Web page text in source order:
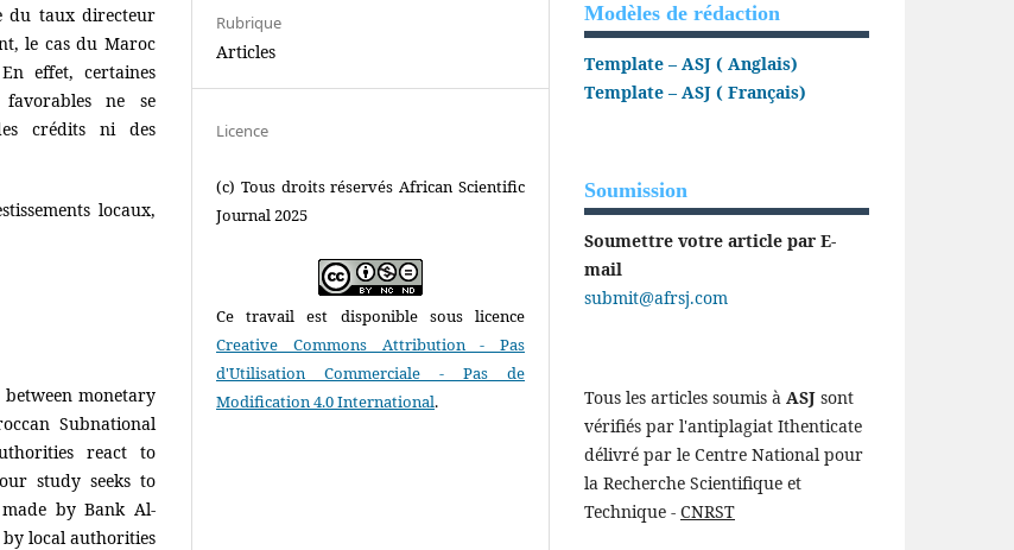
du taux directeur
le cas du Maroc
effet, certaines
ne se
crédits ni des
locaux,
monetary
Subnational
react to
study seeks to
by Bank Al-
local authorities
Rubrique
Articles
Licence
(c) Tous droits réservés African Scientific
Journal 2025
Ce travail est disponible sous licence
Creative Commons Attribution - Pas
d'Utilisation Commerciale - Pas de
Modification 4.0 International.
Modèles de rédaction
Template – ASJ ( Anglais)
Template – ASJ ( Français)
Soumission
Soumettre votre article par E-
mail
submit@afrsj.com
Tous les articles soumis à ASJ sont
vérifiés par l'antiplagiat Ithenticate
délivré par le Centre National pour
la Recherche Scientifique et
Technique - CNRST